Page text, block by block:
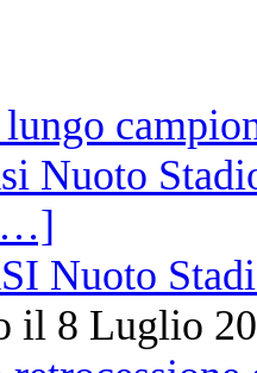
Nuoto
il 8 Luglio